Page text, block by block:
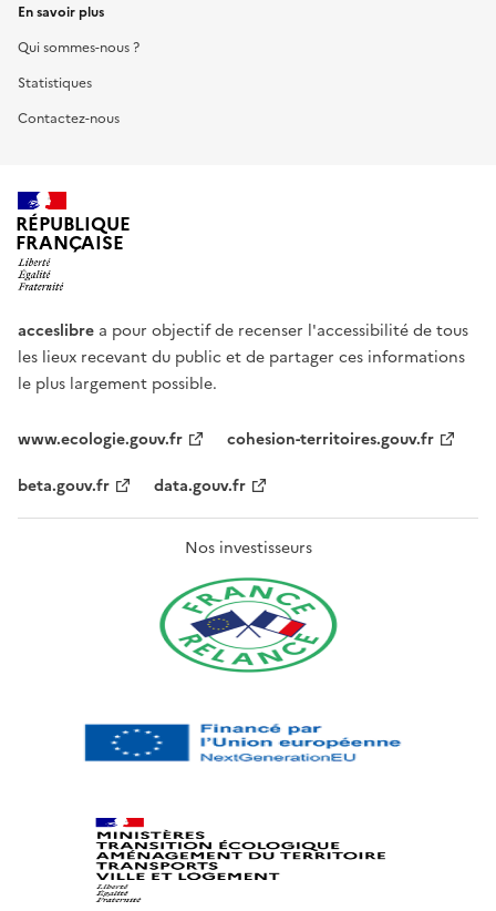
En savoir plus
Qui sommes-nous ?
Statistiques
Contactez-nous
RÉPUBLIQUE
FRANÇAISE
acceslibre a pour objectif de recenser l'accessibilité de tous
les lieux recevant du public et de partager ces informations
le plus largement possible.
www.ecologie.gouv.fr
cohesion-territoires.gouv.fr
beta.gouv.fr
data.gouv.fr
Nos investisseurs